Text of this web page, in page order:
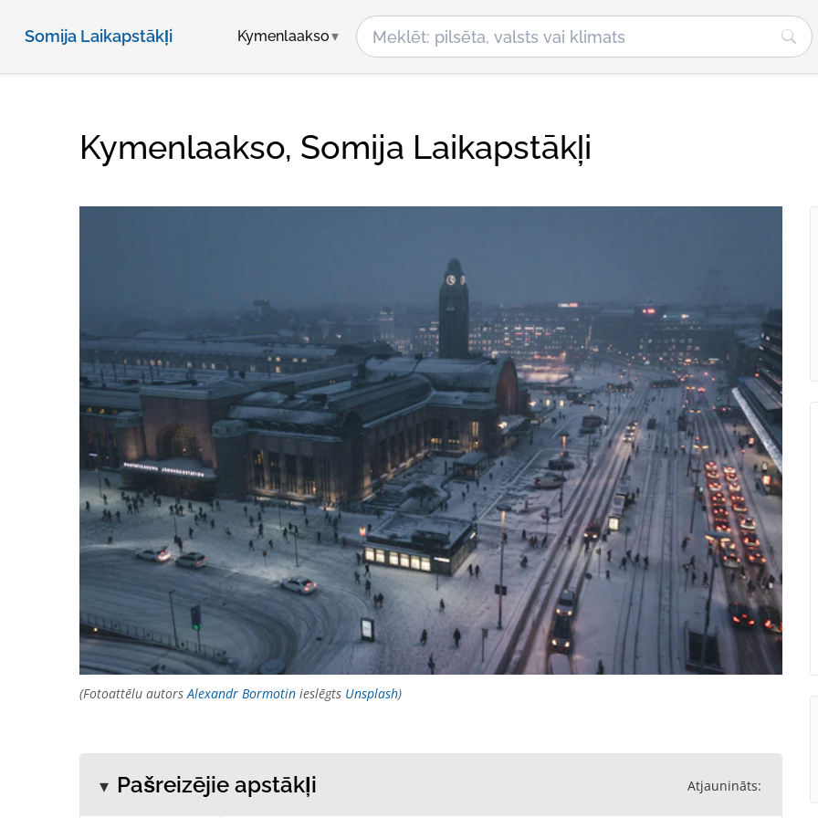
Somija Laikapstākļi Kymenlaakso
Kymenlaakso, Somija Laikapstākļi
(Fotoattēlu autorsAlexandr Bormotin ieslēgts Unsplash)
Pašreizējie apstākļi Atjaunināts: